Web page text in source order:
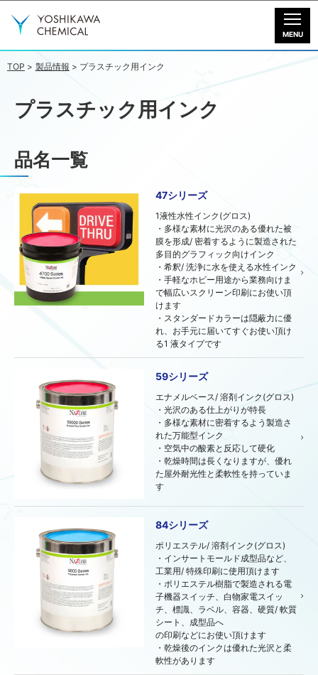
ダウンロード
TOP 製品情報 プラスチック用インク
プラスチック用インク
品名一覧
47シリーズ
1液性水性インク(グロス)
・多様な素材に光沢のある優れた被
膜を形成/ 密着するように製造された
多目的グラフィック向けインク
・希釈/ 洗浄に水を使える水性インク
・手軽なホビー用途から業務向けま
で幅広いスクリーン印刷にお使い頂
けます
・スタンダードカラーは隠蔽力に優
れ、お手元に届いてすぐお使い頂け
る1 液タイプです
59シリーズ
エナメルベース/ 溶剤インク(グロス)
・光沢のある仕上がりが特長
・多様な素材に密着するよう製造さ
れた万能型インク
・空気中の酸素と反応して硬化
・乾燥時間は長くなりますが、優れ
た屋外耐光性と柔軟性を持っていま
す
84シリーズ
ポリエステル/ 溶剤インク(グロス)
・インサートモールド成型品など、
工業用/ 特殊印刷に使用頂けます
・ポリエステル樹脂で製造される電
子機器スイッチ、白物家電スイッ
チ、標識、ラベル、容器、硬質/ 軟質
シート、成型品へ
の印刷などにお使い頂けます
・乾燥後のインクは優れた光沢と柔
軟性があります